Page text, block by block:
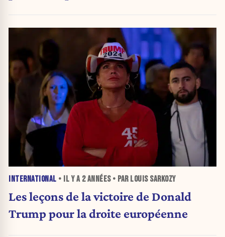
INTERNATIONAL • IL Y A 2 ANNÉES• PAR LOUIS SARKOZY
Les leçons de la victoire de Donald
Trump pour la droite européenne